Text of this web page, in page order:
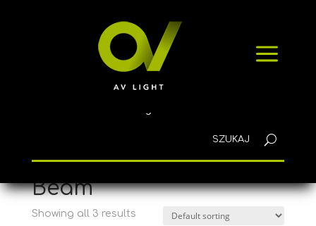
a
HOME
PRODUCTS
NEWS
CONTACT
Home/ Products tagged “Beam”
Beam
Showing all 3 results